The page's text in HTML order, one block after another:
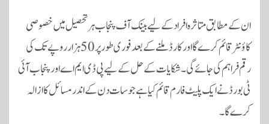
ان کے مطابق متاثرہ افراد کے لیے بینک آف پنجاب ہر تحصیل میں خصوصی
کاؤنٹر قائم کرے گا اور کارڈ ملنے کے بعد فوری طور پر 50 ہزار روپے تک کی
رقم فراہم کی جائے گی۔ شکایات کے حل کے لیے پی ڈی ایم اے اور پنجاب آئی
ٹی بورڈ نے ایک پلیٹ فارم قائم کیا ہے جو سات دن کے اندر مسائل کا ازالہ
کرے گا۔